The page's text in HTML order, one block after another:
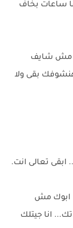
ساعات بخاف
مش شايف
بقى ولا
ابقى تعالى انت.
ابوك مش
انا جيتلك